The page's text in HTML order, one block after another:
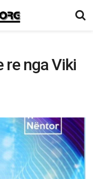
re nga Viki